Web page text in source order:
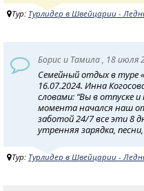
Тур: Турлидер в Швейцарии -
Борис и Тамила , 18 июля
Семейный отдых в туре
16.07.2024. Инна
словами: “Вы в отпуске
момента начался наш
заботой 24/7 все эти 8
утренняя зарядка,
Тур: Турлидер в Швейцарии -